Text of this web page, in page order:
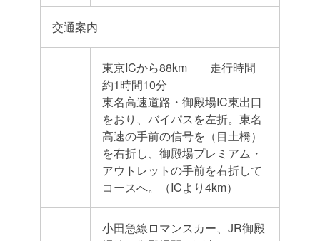
交通案内
東京ICから88km 走行時間
約1時間10分
東名高速道路・御殿場IC東出口
をおり、バイパスを左折。東名
高速の手前の信号を（目土橋）
を右折し、御殿場プレミアム・
アウトレットの手前を右折して
コースへ。（ICより4km）
小田急線ロマンスカー、JR御殿